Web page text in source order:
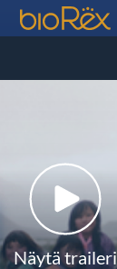
BioRex Cinemas
Näytä traileri